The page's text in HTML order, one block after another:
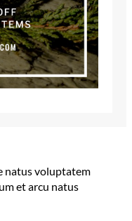
natus voluptatem
et arcu natus